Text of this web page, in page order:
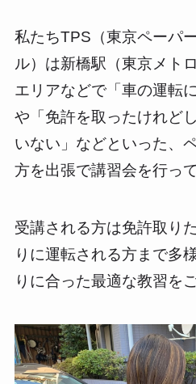
私たちTPS（東京ペーパ
ル）は新橋駅（東京メト
エリアなどで「車の運転
や「免許を取ったけれど
いない」などといった、
方を出張で講習会を行っ
受講される方は免許取り
りに運転される方まで多
りに合った最適な教習を